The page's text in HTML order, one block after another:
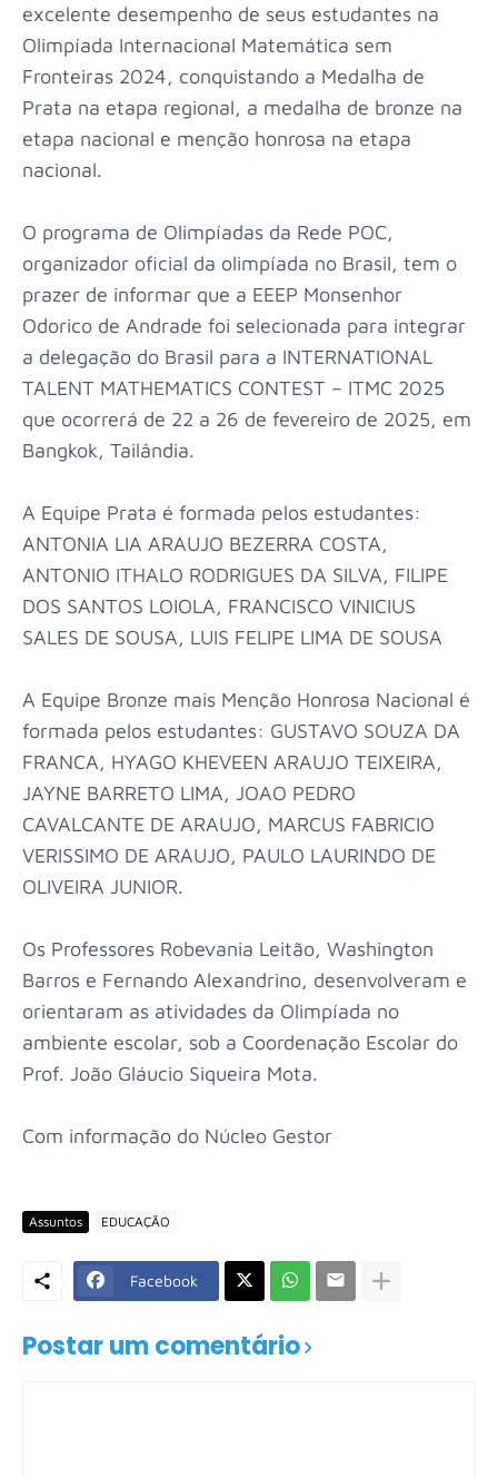
excelente desempenho de seus estudantes na
Olimpíada Internacional Matemática sem
Fronteiras 2024, conquistando a Medalha de
Prata na etapa regional, a medalha de bronze na
etapa nacional e menção honrosa na etapa
nacional.
O programa de Olimpíadas da Rede POC,
organizador oficial da olimpíada no Brasil, tem o
prazer de informar que a EEEP Monsenhor
Odorico de Andrade foi selecionada para integrar
a delegação do Brasil para a INTERNATIONAL
TALENT MATHEMATICS CONTEST – ITMC 2025
que ocorrerá de 22 a 26 de fevereiro de 2025, em
Bangkok, Tailândia.
A Equipe Prata é formada pelos estudantes:
ANTONIA LIA ARAUJO BEZERRA COSTA,
ANTONIO ITHALO RODRIGUES DA SILVA, FILIPE
DOS SANTOS LOIOLA, FRANCISCO VINICIUS
SALES DE SOUSA, LUIS FELIPE LIMA DE SOUSA
A Equipe Bronze mais Menção Honrosa Nacional é
formada pelos estudantes: GUSTAVO SOUZA DA
FRANCA, HYAGO KHEVEEN ARAUJO TEIXEIRA,
JAYNE BARRETO LIMA, JOAO PEDRO
CAVALCANTE DE ARAUJO, MARCUS FABRICIO
VERISSIMO DE ARAUJO, PAULO LAURINDO DE
OLIVEIRA JUNIOR.
Os Professores Robevania Leitão, Washington
Barros e Fernando Alexandrino, desenvolveram e
orientaram as atividades da Olimpíada no
ambiente escolar, sob a Coordenação Escolar do
Prof. João Gláucio Siqueira Mota.
Com informação do Núcleo Gestor
Assuntos EDUCAÇÃO
Facebook
Postar um comentário